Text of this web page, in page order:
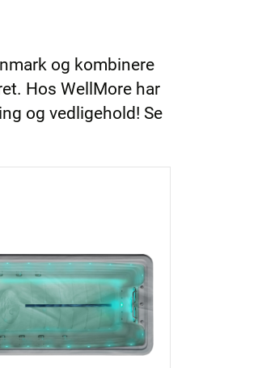
og kombinere
Hos WellMore har
og vedligehold! Se